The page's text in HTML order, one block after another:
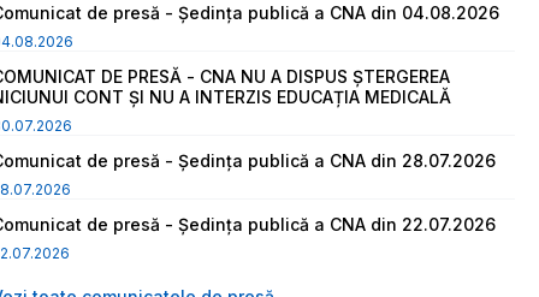
de presă - Ședința publică a CNA din 04.08.2026
DE PRESĂ - CNA NU A DISPUS ȘTERGEREA
CONT ȘI NU A INTERZIS EDUCAȚIA MEDICALĂ
de presă - Ședința publică a CNA din 28.07.2026
de presă - Ședința publică a CNA din 22.07.2026